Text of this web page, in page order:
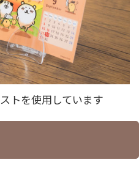
トを使用しています